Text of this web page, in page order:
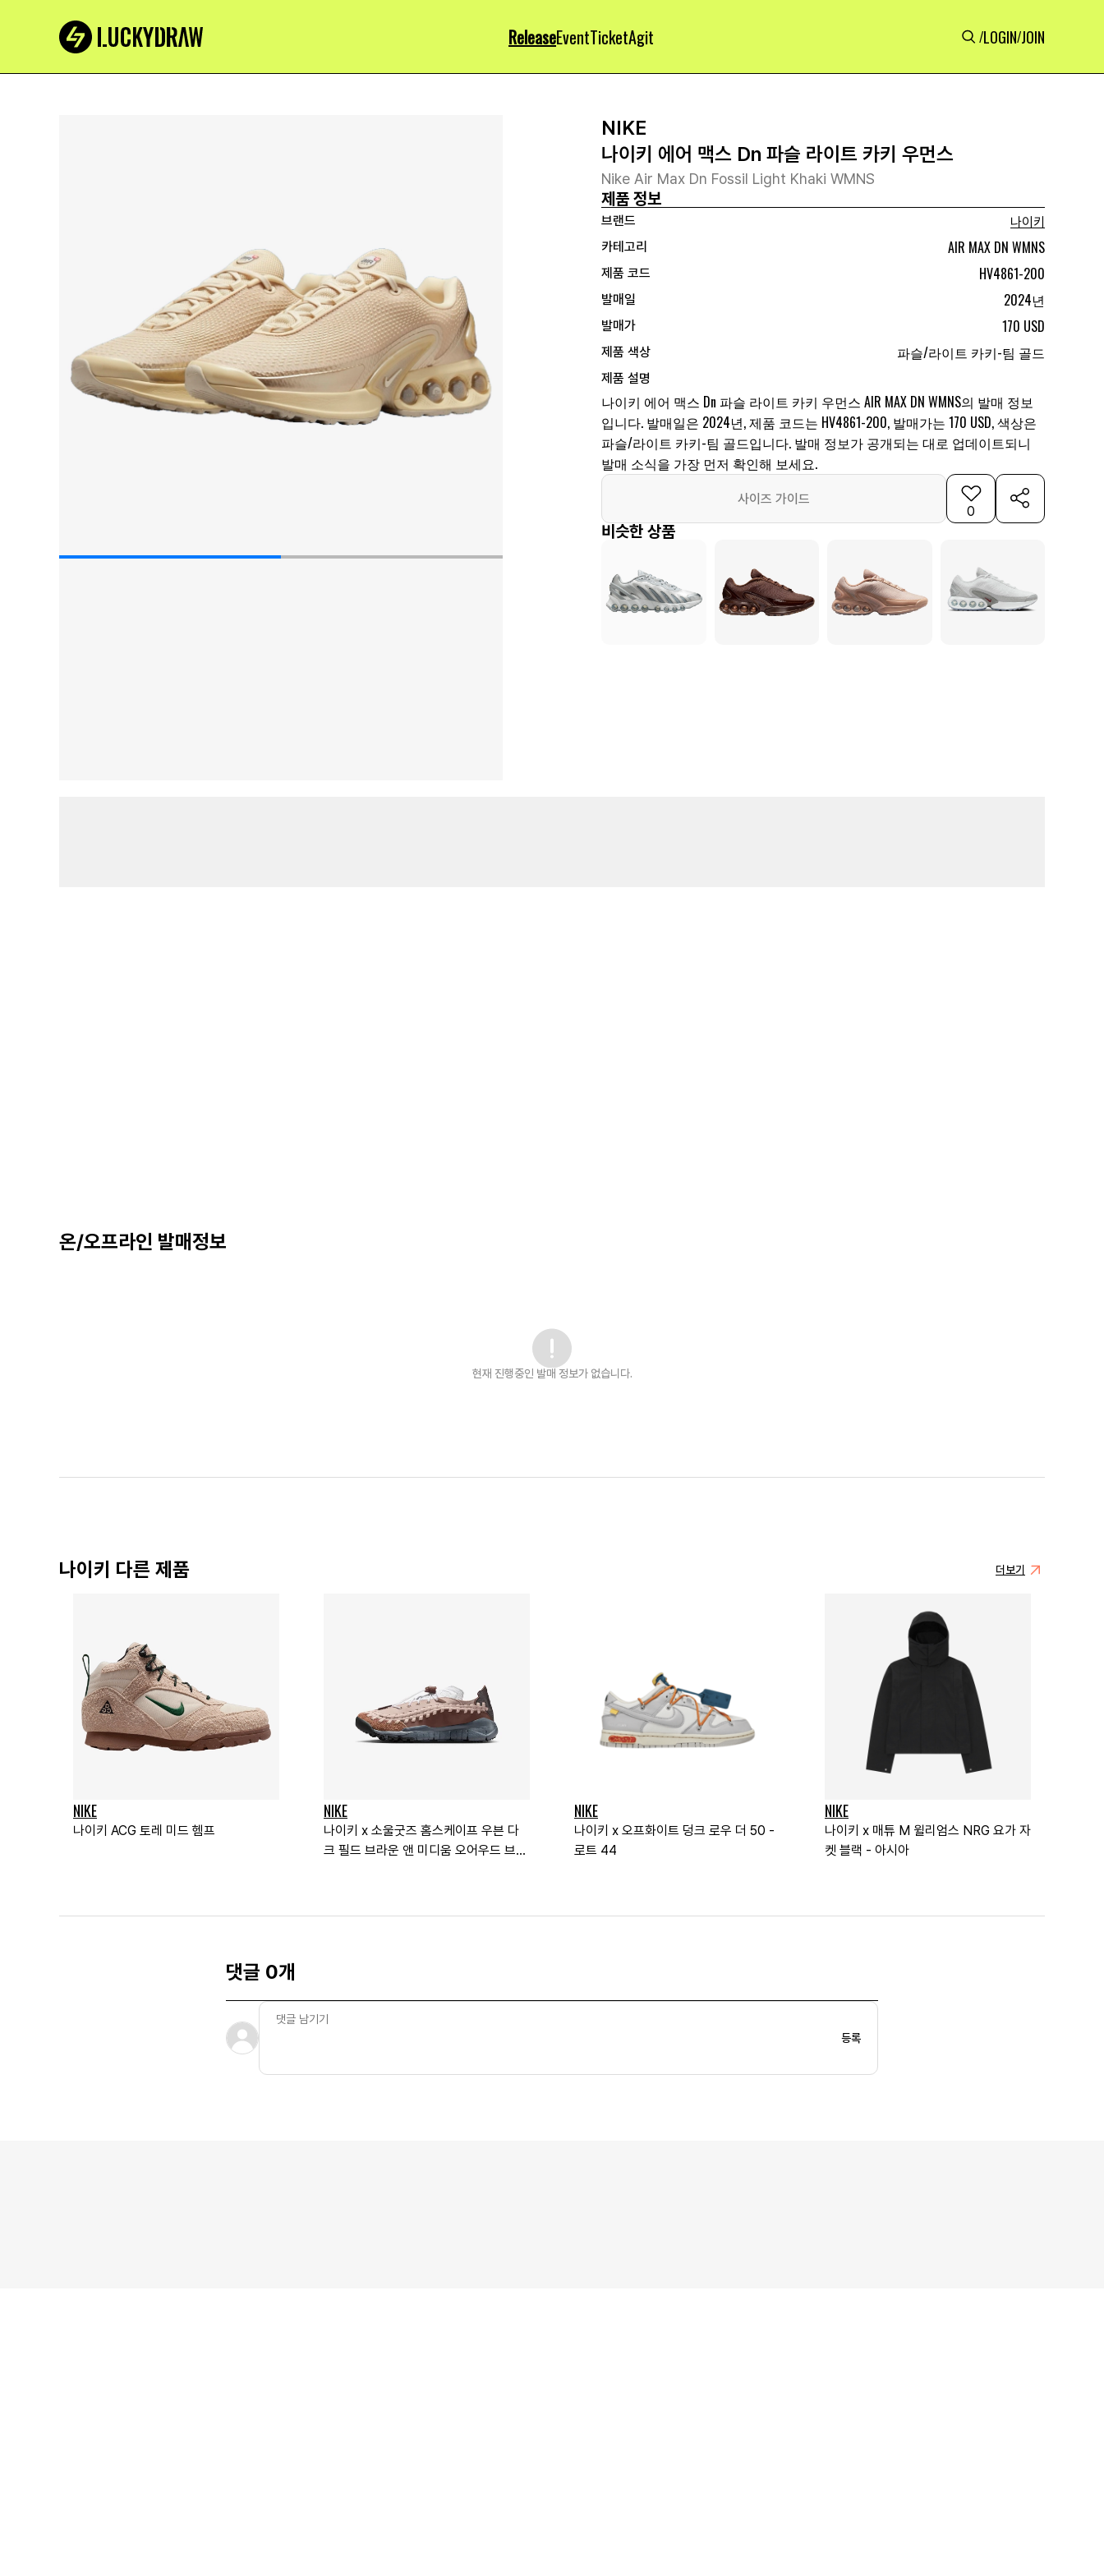
ReleaseEventTicketAgit /LOGIN/JOIN
NIKE
나이키 에어 맥스 Dn 파슬 라이트 카키 우먼스
Nike Air Max Dn Fossil Light Khaki WMNS
제품 정보
브랜드
나이키
카테고리
AIR MAX DN WMNS
제품 코드 HV4861-200
발매일 2024년
발매가 170 USD
제품 색상 파슬/라이트 카키-팀 골드
제품 설명
나이키 에어 맥스 Dn 파슬 라이트 카키 우먼스 AIR MAX DN WMNS의 발매 정보
입니다. 발매일은 2024년, 제품 코드는 HV4861-200, 발매가는 170 USD, 색상은
파슬/라이트 카키-팀 골드입니다. 발매 정보가 공개되는 대로 업데이트되니
발매 소식을 가장 먼저 확인해 보세요.
사이즈 가이드
0
비슷한 상품
온/오프라인 발매정보
현재 진행중인 발매 정보가 없습니다.
나이키 다른 제품 더보기
NIKE
나이키 ACG 토레 미드 헴프
NIKE
나이키 x 소울굿즈 홈스케이프 우븐 다
크 필드 브라운 앤 미디움 오어우드 브라
NIKE
나이키 x 오프화이트 덩크 로우 더 50 -
로트 44
NIKE
나이키 x 매튜 M 윌리엄스 NRG 요가 자
켓 블랙 - 아시아
댓글 0개
등록